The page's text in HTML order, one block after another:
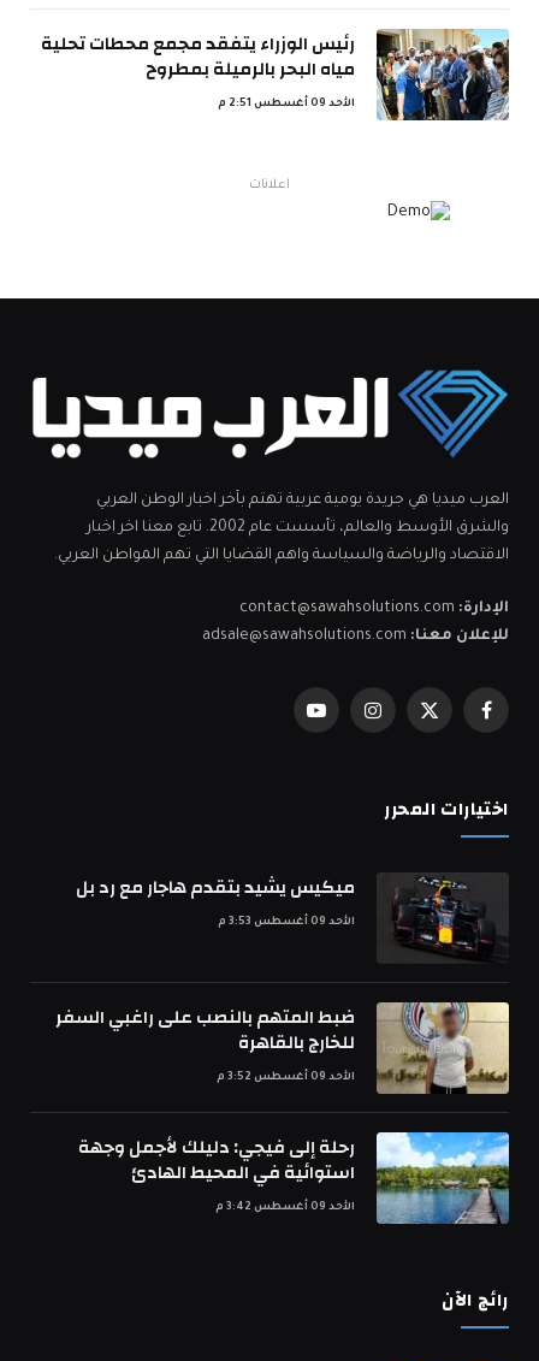
رئيس الوزراء يتفقد مجمع محطات تحلية
مياه البحر بالرميلة بمطروح
الأحد 09 أغسطس 2:51 م
اعلانات
العرب ميديا هي جريدة يومية عربية تهتم بآخر اخبار الوطن العربي
والشرق الأوسط والعالم، تأسست عام 2002. تابع معنا اخر اخبار
الاقتصاد والرياضة والسياسة واهم القضايا التي تهم المواطن العربي.
الإدارة: contact@sawahsolutions.com
للإعلان معنا: adsale@sawahsolutions.com
فيسبوكX
الانستغراميوتيوب
اختيارات المحرر
ميكيس يشيد بتقدم هاجار مع رد بل
الأحد 09 أغسطس 3:53 م
ضبط المتهم بالنصب على راغبي السفر
للخارج بالقاهرة
الأحد 09 أغسطس 3:52 م
رحلة إلى فيجي: دليلك لأجمل وجهة
استوائية في المحيط الهادئ
الأحد 09 أغسطس 3:42 م
رائج الآن